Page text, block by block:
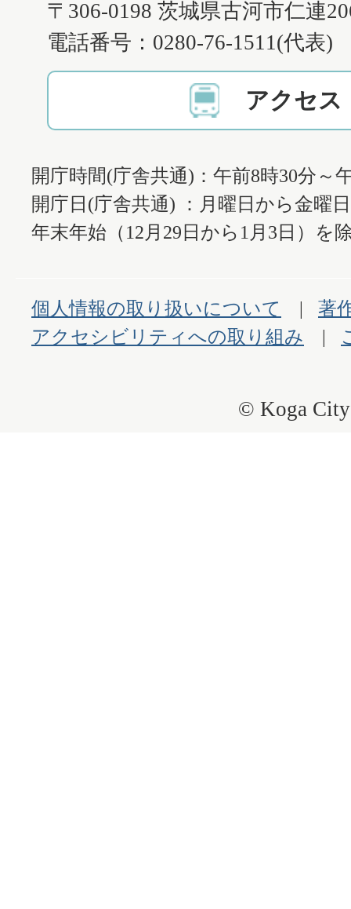
〒306-0198 茨城県古河市仁連
電話番号：0280-76-1511(代表)
アクセス
開庁時間(庁舎共通)：午前8時30分～
開庁日(庁舎共通) ：月曜日から金曜
年末年始（12月29日から1月3日）を
個人情報の取り扱いについて
著
アクセシビリティへの取り組み
© Koga City